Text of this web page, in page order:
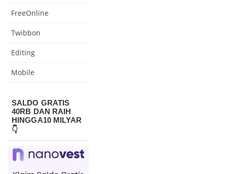
FreeOnline
Twibbon
Editing
Mobile
SALDO GRATIS
40RB DAN RAIH
HINGGA10 MILYAR
👇